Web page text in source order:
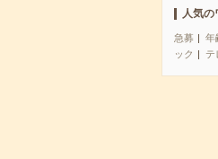
人気
急募 年
ック
テ